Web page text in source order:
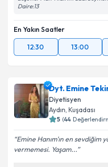
Daire:13
En Yakın Saatler
12:30
13:00
Dyt. Emine
Diyetisyen
Aydın, Kuşadası
5 (44
Emine Hanım'ın en sevdiğim
vermemesi. Yaşam...